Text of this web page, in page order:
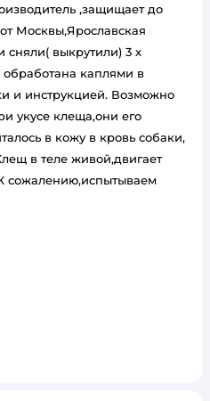
,защищает до
Москвы,Ярославская
сняли( выкрутили) 3 х
каплями в
и инструкцией. Возможно
укусе клеща,они его
в кожу в кровь собаки,
в теле живой,двигает
сожалению,испытываем